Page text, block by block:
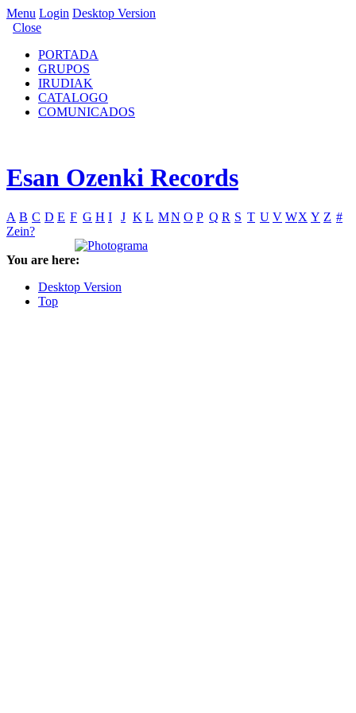
Menu Login Desktop Version
Close
PORTADA
GRUPOS
IRUDIAK
CATALOGO
COMUNICADOS
Esan Ozenki Records
A B C D E F G H I J K L MN O P Q R S T U V WX Y Z #
Zein?
You are here:
Desktop Version
Top